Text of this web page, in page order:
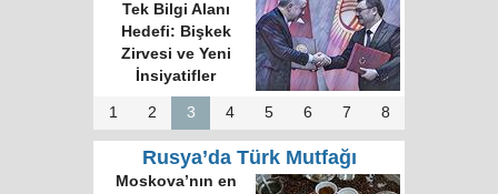
Tek Bilgi Alanı
Hedefi: Bişkek
Zirvesi ve Yeni
İnsiyatifler
1 2 3 4 5 6 7 8
Rusya’da Türk Mutfağı
Moskova’nın en